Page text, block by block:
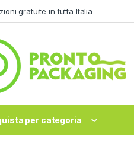
gratuite in tutta Italia
per categoria